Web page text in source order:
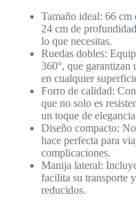
Tamaño ideal: 66 cm
24 cm de
lo que necesitas.
Ruedas dobles:
360°, que
en cualquier
Forro de calidad:
que no solo es
un toque de
Diseño compacto:
hace perfecta para
complicaciones.
Manija lateral:
facilita su transporte
reducidos.